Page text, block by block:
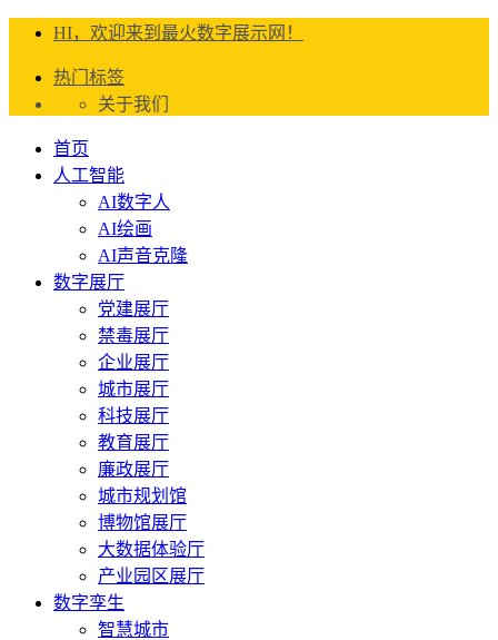
HI，欢迎来到最火数字展示网！
热门标签
关于我们
首页
人工智能
AI数字人
AI绘画
AI声音克隆
数字展厅
党建展厅
禁毒展厅
企业展厅
城市展厅
科技展厅
教育展厅
廉政展厅
城市规划馆
博物馆展厅
大数据体验厅
产业园区展厅
数字孪生
智慧城市